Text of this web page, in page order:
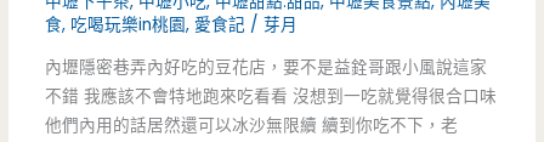
香
腸
好
食, 吃喝玩樂in桃園, 愛食記 /芽月
內壢隱密巷弄內好吃的豆花店，要不是益銓哥跟小風說這家
不錯 我應該不會特地跑來吃看看 沒想到一吃就覺得很合口味
他們內用的話居然還可以冰沙無限續 續到你吃不下，老